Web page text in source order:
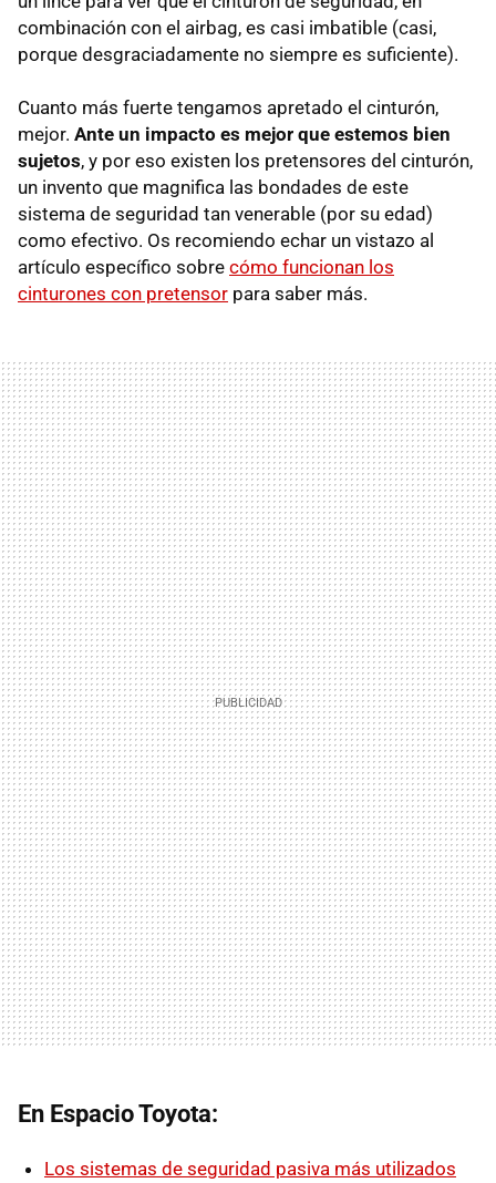
combinación con el airbag, es casi imbatible (casi,
porque desgraciadamente no siempre es suficiente).
Cuanto más fuerte tengamos apretado el cinturón,
mejor. Ante un impacto es mejor que estemos bien
sujetos, y por eso existen los pretensores del cinturón,
un invento que magnifica las bondades de este
sistema de seguridad tan venerable (por su edad)
como efectivo. Os recomiendo echar un vistazo al
artículo específico sobre cómo funcionan los
cinturones con pretensor para saber más.
En Espacio Toyota:
Los sistemas de seguridad pasiva más utilizados